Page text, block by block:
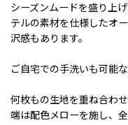
シーズンムードを盛り上
テルの素材を仕様したオ
沢感もあります。
ご自宅での手洗いも可能
何枚もの生地を重ね合わ
端は配色メローを施し、